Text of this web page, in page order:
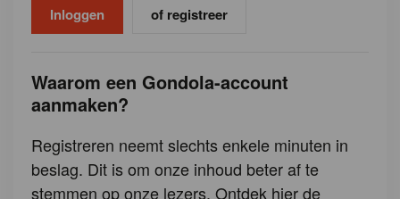
of registreer
Waarom een Gondola-account
aanmaken?
Registreren neemt slechts enkele minuten in
beslag. Dit is om onze inhoud beter af te
stemmen op onze lezers. Ontdek hier de